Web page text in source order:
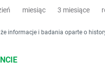
miesiąc 3 miesiące
informacje i badania oparte o